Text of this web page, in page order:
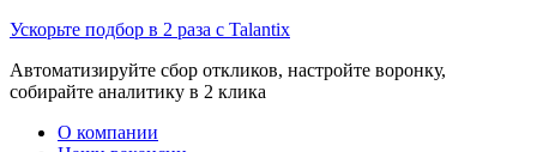
Ускорьте подбор в 2 раза с Talantix
Автоматизируйте сбор откликов, настройте воронку,
собирайте аналитику в 2 клика
О компании